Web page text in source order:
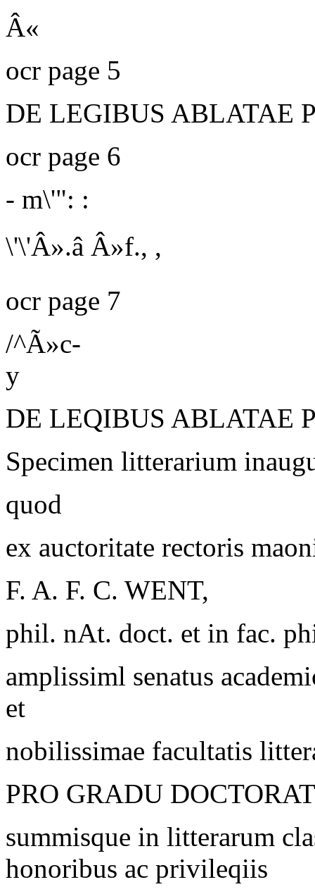
Â«
ocr page 5
DE LEGIBUS ABLATAE
ocr page 6
- m\'": :
\'\'Â».â Â»f., ,
ocr page 7
/^Ã»c-
y
DE LEQIBUS ABLATAE
Specimen litterarium
quod
ex auctoritate rectoris
F. A. F. C. WENT,
phil. nAt. doct. et in fac.
amplissiml senatus
et
nobilissimae facultatis
PRO GRADU
summisque in litterarum
honoribus ac privileqiis